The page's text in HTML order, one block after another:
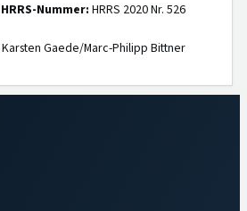
HRRS-Nummer: HRRS 2020 Nr. 526
Karsten Gaede/Marc-Philipp Bittner